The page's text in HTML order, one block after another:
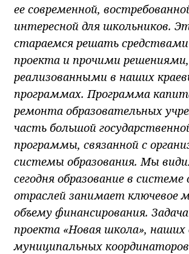
ее современной,
интересной для школьников.
стараемся решать
проекта и прочими решениями,
реализованными в наших
программах. Программа
ремонта образовательных
часть большой
программы, связанной с
системы образования. Мы
сегодня образование в
отраслей занимает ключевое
объему финансирования.
проекта «Новая школа»,
муниципальных